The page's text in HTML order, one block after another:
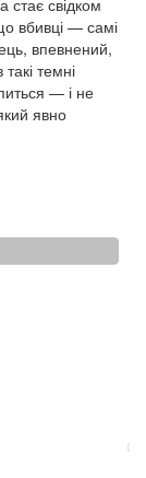
вбивці — самі
впевнений,
темні
— і не
явно